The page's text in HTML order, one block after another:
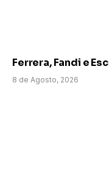
Ferrera, Fandi e
8 de Agosto, 2026